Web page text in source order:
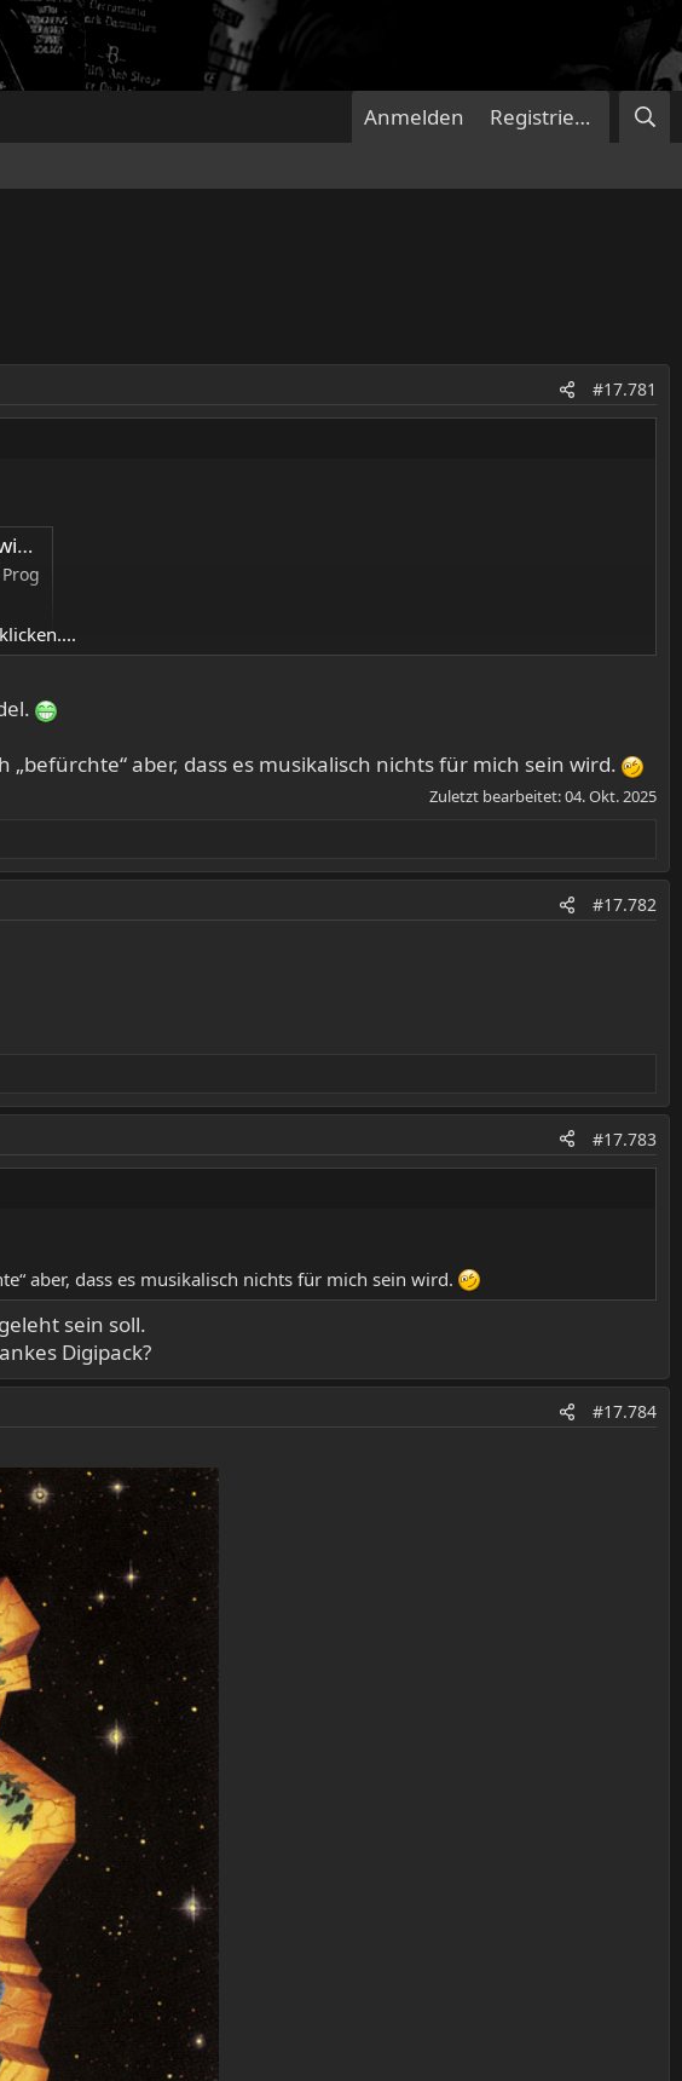
Anmelden Registrieren
#17.781
aber, dass es musikalisch nichts für mich sein wird.
Zuletzt bearbeitet:04. Okt. 2025
#17.782
#17.783
aber, dass es musikalisch nichts für mich sein wird.
sein soll.
Digipack?
#17.784